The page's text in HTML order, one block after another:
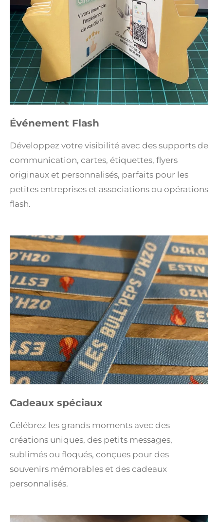
Événement Flash
Développez votre visibilité avec des supports de
communication, cartes, étiquettes, flyers
originaux et personnalisés, parfaits pour les
petites entreprises et associations ou opérations
flash.
Cadeaux spéciaux
Célébrez les grands moments avec des
créations uniques, des petits messages,
sublimés ou floqués, conçues pour des
souvenirs mémorables et des cadeaux
personnalisés.